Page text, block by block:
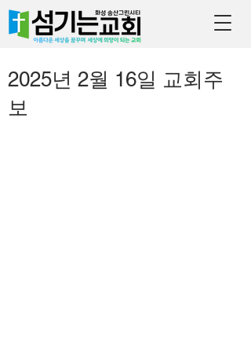
2025년 2월 16일 교회주
보